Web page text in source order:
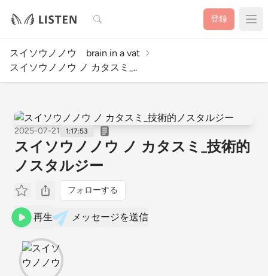
検索 登録
スイソウノノウ brain in a vat
スイソウノノウ ノ カタスミ_..
2025-07-21 1:17:53
スイソウノノウ ノ カタスミ_技術的
ノスタルジー
フォローする
再生 メッセージを送信